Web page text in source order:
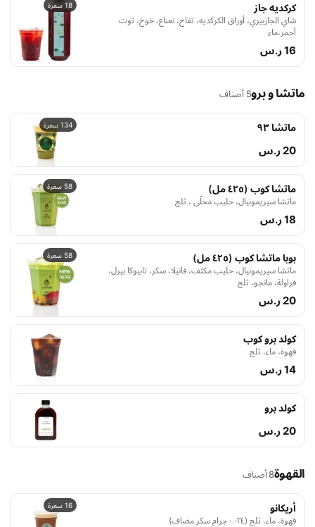
18 سعرة كركديه جاز
شاي الجازبيري، أوراق الكركديه، تفاح، نعناع، خوخ، توت
أحمر،ماء
16 ر.س
ماتشا و برو5 أصناف
134 سعرة ماتشا ٩٣
20 ر.س
58 سعرة ماتشا كوب (٤٢٥ مل)
ماتشا سيريمونيال، حليب محلّى ، ثلج
18 ر.س
58 سعرة بوبا ماتشا كوب (٤٢٥ مل)
ماتشا سيريمونيال، حليب مكثف، فانيلا، سكر، تابيوكا بيرل،
فراولة، مانجو، ثلج
20 ر.س
كولد برو كوب
قهوة، ماء، ثلج
14 ر.س
كولد برو
20 ر.س
القهوة8 أصناف
16 سعرة أريكانو
قهوة، ماء، ثلج (٠.٠٢٤ جرام سكر مضاف)